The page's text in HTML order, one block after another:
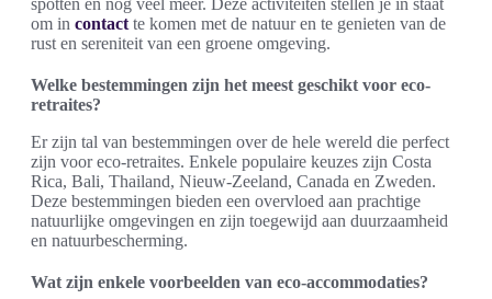
spotten en nog veel meer. Deze activiteiten stellen je in staat
om in contact te komen met de natuur en te genieten van de
rust en sereniteit van een groene omgeving.
Welke bestemmingen zijn het meest geschikt voor eco-
retraites?
Er zijn tal van bestemmingen over de hele wereld die perfect
zijn voor eco-retraites. Enkele populaire keuzes zijn Costa
Rica, Bali, Thailand, Nieuw-Zeeland, Canada en Zweden.
Deze bestemmingen bieden een overvloed aan prachtige
natuurlijke omgevingen en zijn toegewijd aan duurzaamheid
en natuurbescherming.
Wat zijn enkele voorbeelden van eco-accommodaties?